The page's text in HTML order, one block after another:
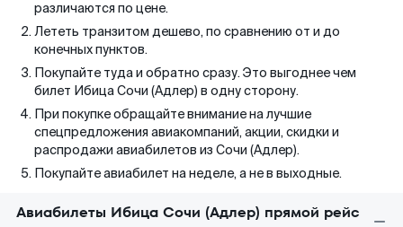
различаются по цене.
Лететь транзитом дешево, по сравнению от и до
конечных пунктов.
Покупайте туда и обратно сразу. Это выгоднее чем
билет Ибица Сочи (Адлер) в одну сторону.
При покупке обращайте внимание на лучшие
спецпредложения авиакомпаний, акции, скидки и
распродажи авиабилетов из Сочи (Адлер).
Покупайте авиабилет на неделе, а не в выходные.
Авиабилеты Ибица Сочи (Адлер) прямой рейс